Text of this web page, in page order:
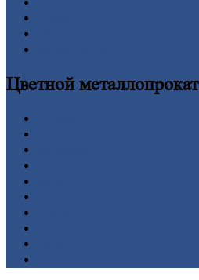
Цветнойметаллопрокат